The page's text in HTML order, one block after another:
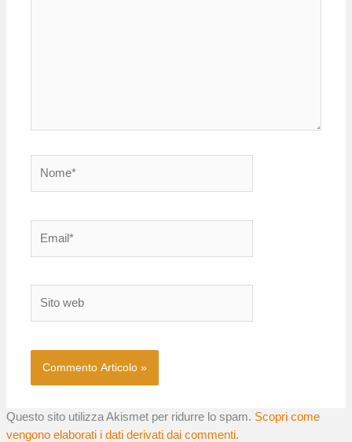
web
Questo sito utilizza Akismet per ridurre lo spam. Scopri come
vengono elaborati i dati derivati dai commenti.